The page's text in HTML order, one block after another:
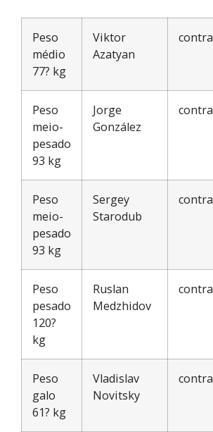
Peso
médio
77? kg
Viktor
Azatyan
contra
Peso
meio-
pesado
93 kg
Jorge
González
contra
Peso
meio-
pesado
93 kg
Sergey
Starodub
contra
Peso
pesado
120?
kg
Ruslan
Medzhidov
contra
Peso
galo
61? kg
Vladislav
Novitsky
contra